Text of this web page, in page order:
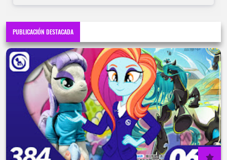
PUBLICACIÓN DESTACADA